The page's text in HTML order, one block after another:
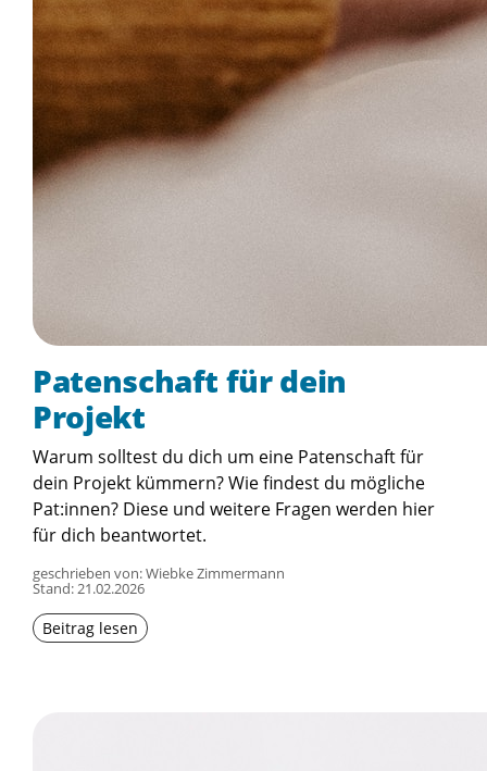
Patenschaft für dein
Projekt
Warum solltest du dich um eine Patenschaft für
dein Projekt kümmern? Wie findest du mögliche
Pat:innen? Diese und weitere Fragen werden hier
für dich beantwortet.
geschrieben von: Wiebke Zimmermann
Stand:21.02.2026
Beitrag lesen